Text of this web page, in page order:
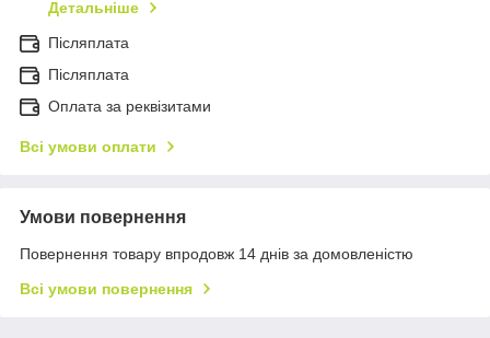
Детальніше
Післяплата
Пiсляплата
Оплата за реквізитами
Всі умови оплати
Умови повернення
Повернення товару впродовж 14 днів за домовленістю
Всі умови повернення